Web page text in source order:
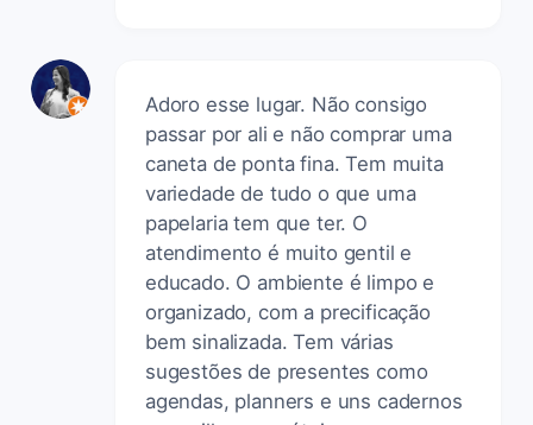
Adoro esse lugar. Não consigo
passar por ali e não comprar uma
caneta de ponta fina. Tem muita
variedade de tudo o que uma
papelaria tem que ter. O
atendimento é muito gentil e
educado. O ambiente é limpo e
organizado, com a precificação
bem sinalizada. Tem várias
sugestões de presentes como
agendas, planners e uns cadernos